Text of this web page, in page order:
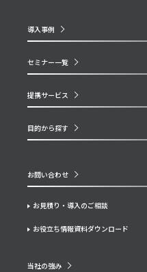
導入事例
セミナー一覧
提携サービス
目的から探す
当社の強み
お問い合わせ
お見積り・導入のご相談
お役立ち情報資料ダウンロード